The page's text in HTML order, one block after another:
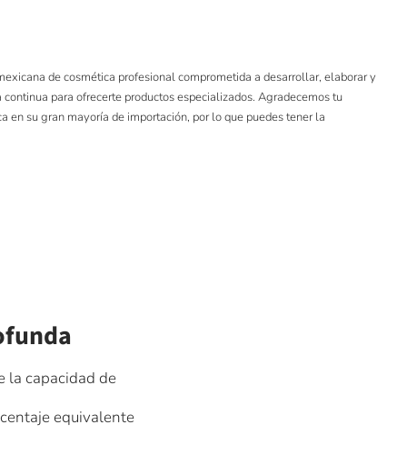
de cosmética profesional comprometida a desarrollar, elaborar y
para ofrecerte productos especializados. Agradecemos tu
su gran mayoría de importación, por lo que puedes tener la
la capacidad de
equivalente